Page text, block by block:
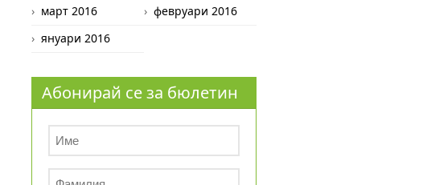
март 2016
февруари 2016
януари 2016
Абонирай се за бюлетин